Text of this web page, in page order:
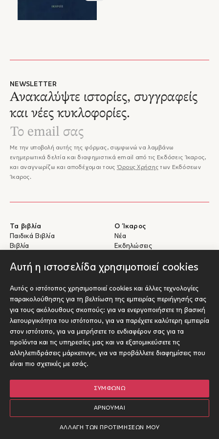
Αυτή η ιστοσελίδα χρησιμοποιεί cookies
Αυτός ο ιστότοπος χρησιμοποιεί cookies και άλλες τεχνολογίες
παρακολούθησης για τη βελτίωση της εμπειρίας περιήγησής σας
για τους ακόλουθους σκοπούς: για να ενεργοποιήσετε τη βασική
λειτουργικότητα του ιστότοπου, για να παρέχετε καλύτερη εμπειρία
στον ιστότοπο, για να μετρήσετε το ενδιαφέρον σας για τα
προϊόντα και τις υπηρεσίες μας και να εξατομικεύσετε τις
αλληλεπιδράσεις μάρκετινγκ, για να προβάλλετε διαφημίσεις που
είναι πιο σχετικές με εσάς.
ΣΥΜΦΩΝΏ
ΑΡΝΟΎΜΑΙ
ΑΛΛΑΓΉ ΤΩΝ ΠΡΟΤΙΜΉΣΕΏΝ ΜΟΥ
Επιλογές 1
NEWSLETTER
Ανακαλύψτε ιστορίες, συγγραφείς
και νέες κυκλοφορίες.
Με την υποβολή αυτής της φόρμας, συμφωνώ να λαμβάνω
ενημερωτικά δελτία και διαφημιστικά email από τις Εκδόσεις Ίκαρος,
και αναγνωρίζω και αποδέχομαι τους Όρους Χρήσης των Εκδόσεων
Ίκαρος.
Τα βιβλία
Παιδικά Βιβλία
Βιβλία
Ο Ίκαρος
Νέα
Εκδηλώσεις
Βοήθεια
Αποστολές & Επιστροφές
Πληρωμές & Ασφάλεια
Σχετικά με τα eBooks
Επικοινωνία
Για Συγγραφείς
Υποβολή έργου προς έκδοση
Socials
Πολιτική Cookies
Designed and developed by Radial